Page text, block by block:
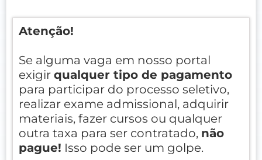
Atenção!
Se alguma vaga em nosso portal
exigir qualquer tipo de pagamento
para participar do processo seletivo,
realizar exame admissional, adquirir
materiais, fazer cursos ou qualquer
outra taxa para ser contratado, não
pague! Isso pode ser um golpe.